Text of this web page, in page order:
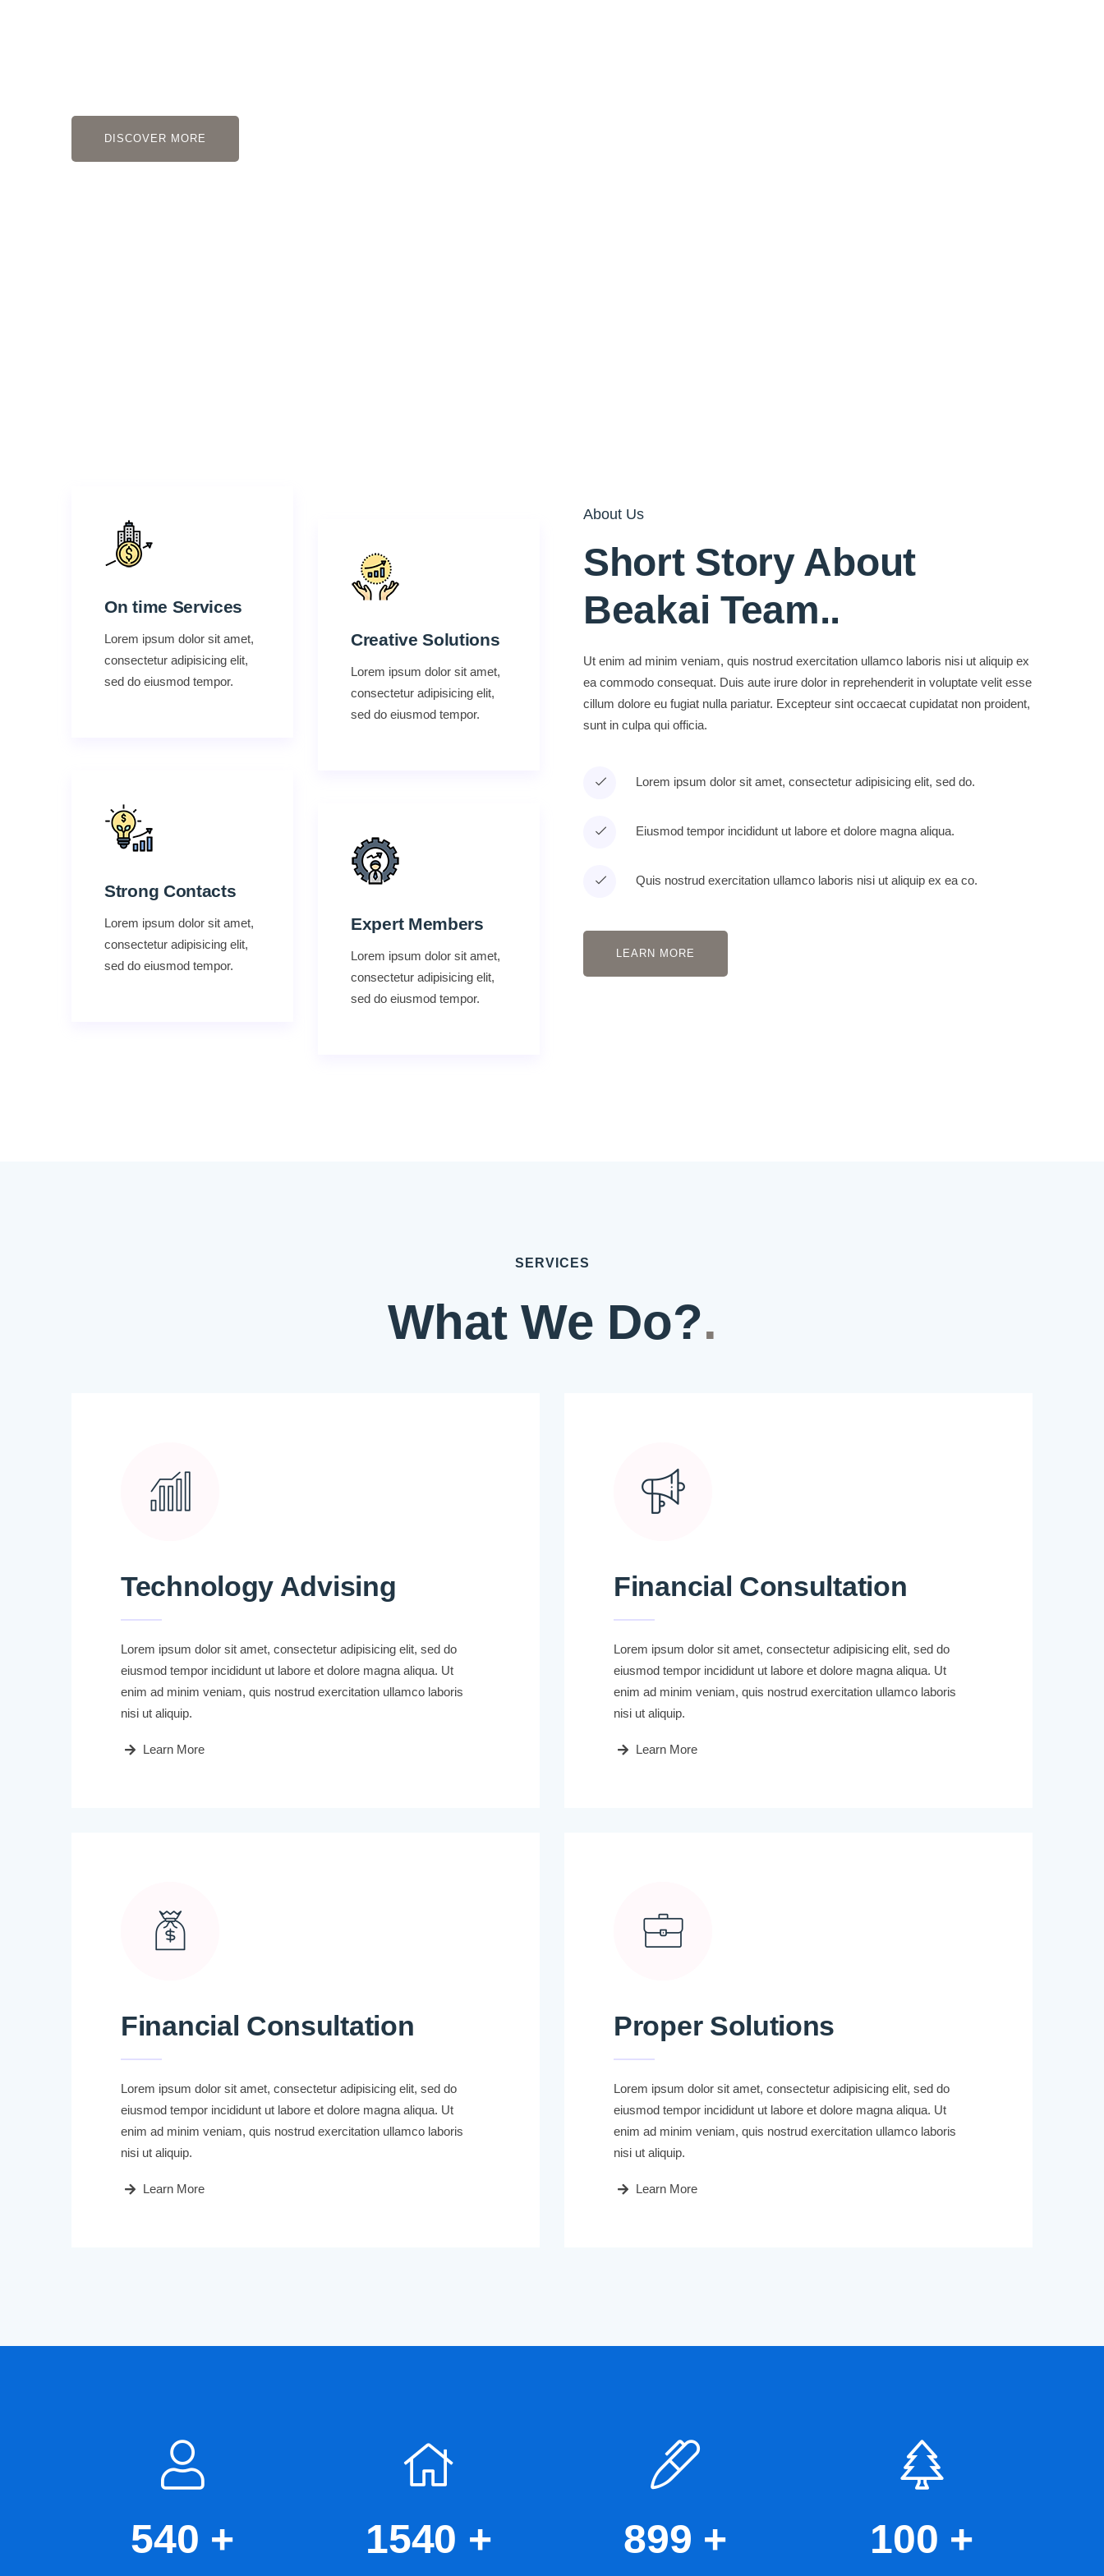
DISCOVER MORE
On time Services
Lorem ipsum dolor sit amet,
consectetur adipisicing elit,
sed do eiusmod tempor.
Creative Solutions
Lorem ipsum dolor sit amet,
consectetur adipisicing elit,
sed do eiusmod tempor.
Strong Contacts
Lorem ipsum dolor sit amet,
consectetur adipisicing elit,
sed do eiusmod tempor.
Expert Members
Lorem ipsum dolor sit amet,
consectetur adipisicing elit,
sed do eiusmod tempor.
About Us
Short Story About
Beakai Team..
Ut enim ad minim veniam, quis nostrud exercitation ullamco laboris nisi ut aliquip ex
ea commodo consequat. Duis aute irure dolor in reprehenderit in voluptate velit esse
cillum dolore eu fugiat nulla pariatur. Excepteur sint occaecat cupidatat non proident,
sunt in culpa qui officia.
Lorem ipsum dolor sit amet, consectetur adipisicing elit, sed do.
Eiusmod tempor incididunt ut labore et dolore magna aliqua.
Quis nostrud exercitation ullamco laboris nisi ut aliquip ex ea co.
LEARN MORE
SERVICES
What We Do?.
Technology Advising
Lorem ipsum dolor sit amet, consectetur adipisicing elit, sed do
eiusmod tempor incididunt ut labore et dolore magna aliqua. Ut
enim ad minim veniam, quis nostrud exercitation ullamco laboris
nisi ut aliquip.
Learn More
Financial Consultation
Lorem ipsum dolor sit amet, consectetur adipisicing elit, sed do
eiusmod tempor incididunt ut labore et dolore magna aliqua. Ut
enim ad minim veniam, quis nostrud exercitation ullamco laboris
nisi ut aliquip.
Learn More
Financial Consultation
Lorem ipsum dolor sit amet, consectetur adipisicing elit, sed do
eiusmod tempor incididunt ut labore et dolore magna aliqua. Ut
enim ad minim veniam, quis nostrud exercitation ullamco laboris
nisi ut aliquip.
Learn More
Proper Solutions
Lorem ipsum dolor sit amet, consectetur adipisicing elit, sed do
eiusmod tempor incididunt ut labore et dolore magna aliqua. Ut
enim ad minim veniam, quis nostrud exercitation ullamco laboris
nisi ut aliquip.
Learn More
540 + 1540 + 899 + 100 +